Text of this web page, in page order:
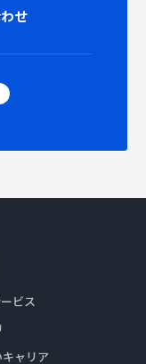
せ
ビス
ャリア